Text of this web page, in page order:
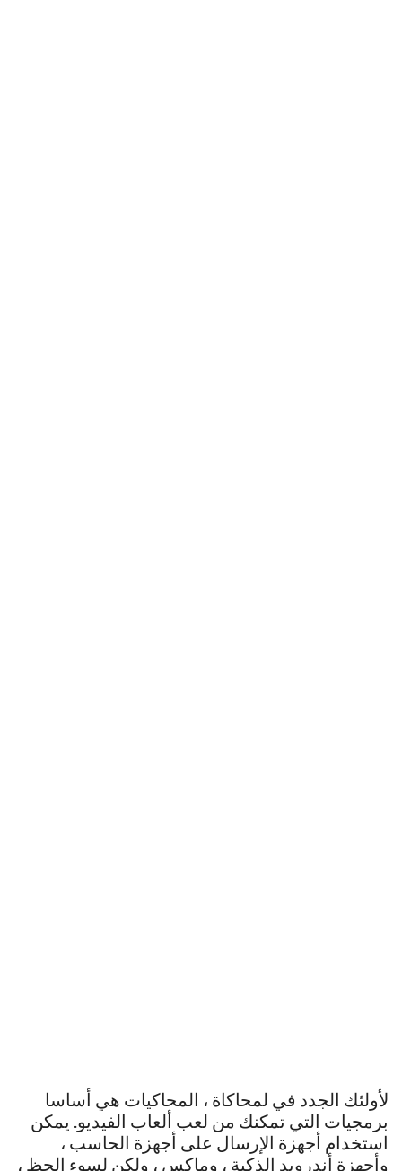
لأولئك الجدد في لمحاكاة ، المحاكيات هي أساسا
برمجيات التي تمكنك من لعب ألعاب الفيديو. يمكن
استخدام أجهزة الإرسال على أجهزة الحاسب ،
وأجهزة أندرويد الذكية ، وماكس ، ولكن لسوء الحظ ،